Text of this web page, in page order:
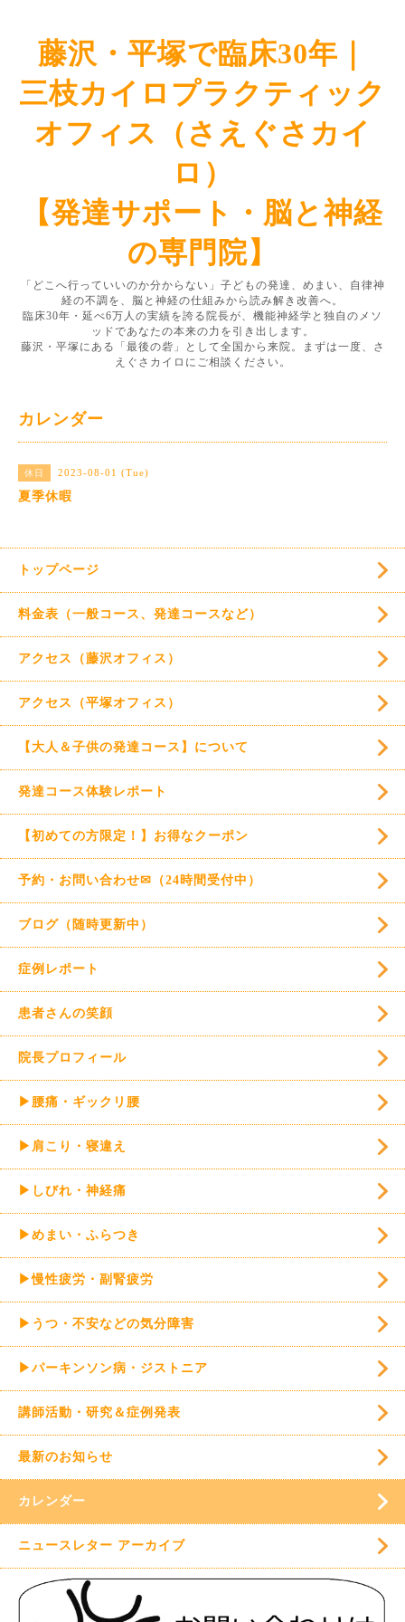
藤沢・平塚で臨床30年｜
三枝カイロプラクティック
オフィス（さえぐさカイ
ロ）
【発達サポート・脳と神経
の専門院】
「どこへ行っていいのか分からない」子どもの発達、めまい、自律神
経の不調を、脳と神経の仕組みから読み解き改善へ。
臨床30年・延べ6万人の実績を誇る院長が、機能神経学と独自のメソ
ッドであなたの本来の力を引き出します。
藤沢・平塚にある「最後の砦」として全国から来院。まずは一度、さ
えぐさカイロにご相談ください。
カレンダー
休日 2023-08-01 (Tue)
夏季休暇
トップページ
料金表（一般コース、発達コースなど）
アクセス（藤沢オフィス）
アクセス（平塚オフィス）
【大人＆子供の発達コース】について
発達コース体験レポート
【初めての方限定！】お得なクーポン
予約・お問い合わせ✉（24時間受付中）
ブログ（随時更新中）
症例レポート
患者さんの笑顔
院長プロフィール
▶腰痛・ギックリ腰
▶肩こり・寝違え
▶しびれ・神経痛
▶めまい・ふらつき
▶慢性疲労・副腎疲労
▶うつ・不安などの気分障害
▶パーキンソン病・ジストニア
講師活動・研究＆症例発表
最新のお知らせ
カレンダー
ニュースレター アーカイブ